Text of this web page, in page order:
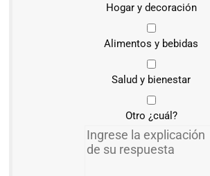
Hogar y decoración
Alimentos y bebidas
Salud y bienestar
Otro ¿cuál?